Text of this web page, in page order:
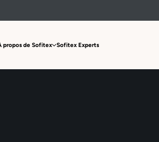
propos de Sofitex Sofitex Experts
Offre non trouvée